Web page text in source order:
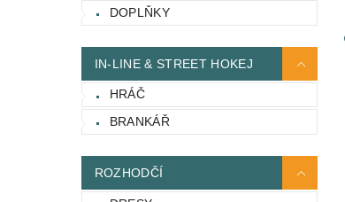
DOPLŇKY
IN-LINE & STREET HOKEJ
HRÁČ
BRANKÁŘ
ROZHODČÍ